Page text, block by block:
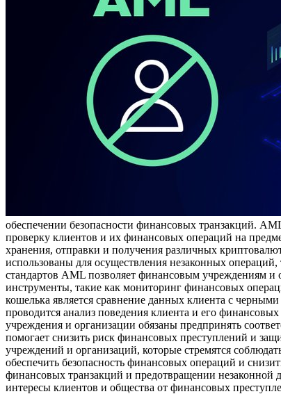
обеспечении безопасности финансовых транзакций.
проверку клиентов и их финансовых операций на
хранения, отправки и получения различных
использованы для осуществления незаконных
стандартов AML позволяет финансовым учреждениям и
инструменты, такие как мониторинг финансовых
кошелька является сравнение данных клиента с
проводится анализ поведения клиента и его
учреждения и организации обязаны предпринять
помогает снизить риск финансовых преступлений и
учреждений и организаций, которые стремятся
обеспечить безопасность финансовых операций и
финансовых транзакций и предотвращении незаконной
интересы клиентов и общества от финансовых